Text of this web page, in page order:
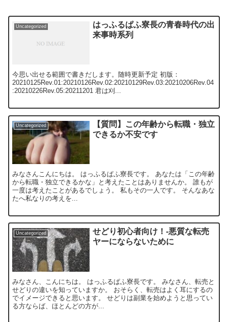
Uncategorized
はっふるぱふ寮長の青春時代の出
来事時系列
今思い出せる範囲で書きだします。随時更新予定 初版：
20210125Rev.01:20210126Rev.02:20210129Rev.03:20210206Rev.04
:20210226Rev.05:20211201 君は刈...
Uncategorized
【質問】この年齢から転職・独立
できるか不安です
みなさんこんにちは。 はっふるぱふ寮長です。 あなたは「この年齢
から転職・独立できるかな」と考えたことはありませんか。 誰もが
一度は考えたことがあるでしょう。 私もその一人です。 そんなあな
たへ私なりの考えを...
Uncategorized
せどり初心者向け！‐悪質な転売
ヤーにならないために
みなさん、こんにちは。 はっふるぱふ寮長です。 みなさん、転売と
せどりの違いを知っていますか。 おそらく、転売はよく耳にするの
でイメージできると思います。 せどりは副業を始めようと思ってい
る方ならば、ほとんどの方が...